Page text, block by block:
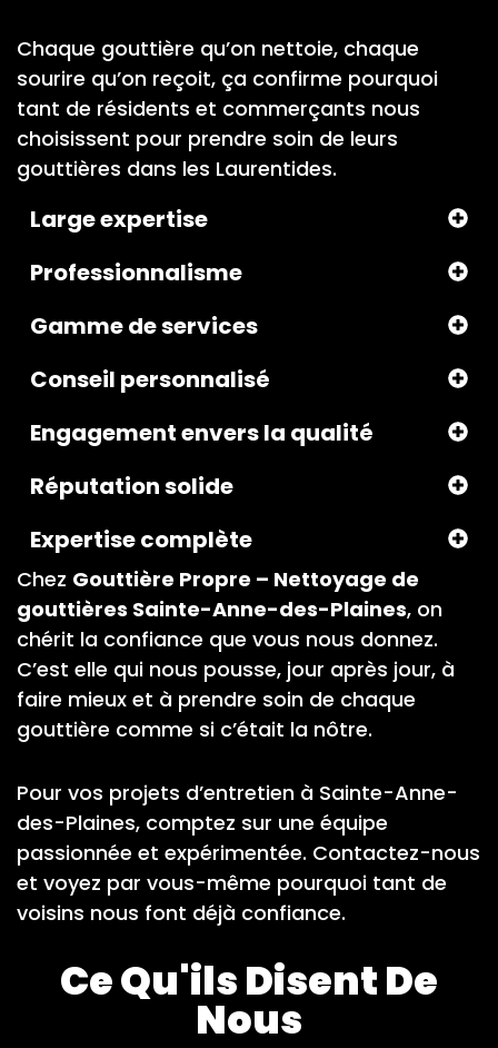
Chaque gouttière qu’on nettoie, chaque
sourire qu’on reçoit, ça confirme pourquoi
tant de résidents et commerçants nous
choisissent pour prendre soin de leurs
gouttières dans les Laurentides.
Large expertise
Professionnalisme
Gamme de services
Conseil personnalisé
Engagement envers la qualité
Réputation solide
Expertise complète
Chez Gouttière Propre – Nettoyage de
gouttières Sainte-Anne-des-Plaines, on
chérit la confiance que vous nous donnez.
C’est elle qui nous pousse, jour après jour, à
faire mieux et à prendre soin de chaque
gouttière comme si c’était la nôtre.
Pour vos projets d’entretien à Sainte-Anne-
des-Plaines, comptez sur une équipe
passionnée et expérimentée. Contactez-nous
et voyez par vous-même pourquoi tant de
voisins nous font déjà confiance.
Ce Qu'ils Disent De
Nous